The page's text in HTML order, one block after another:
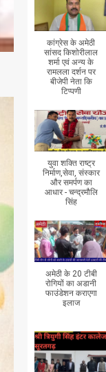
कांग्रेस के अमेठी
सांसद किशोरीलाल
शर्मा एवं अन्य के
रामलला दर्शन पर
बीजेपी नेता कि
टिप्पणी
युवा शक्ति राष्ट्र
निर्माण,सेवा, संस्कार
और समर्पण का
आधार - चन्द्रमौलि
सिंह
अमेठी के 20 टीबी
रोगियों का अडानी
फाउंडेशन कराएगा
इलाज